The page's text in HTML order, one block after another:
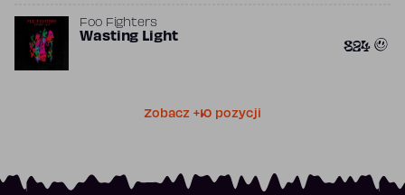
Foo Fighters
Wasting Light 824
Zobacz +10 pozycji